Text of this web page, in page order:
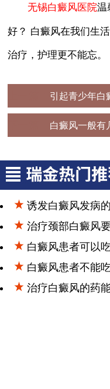
无锡白癜风医院温
好？ 白癜风在我们生
治疗，护理更不能忘。
引起青少年白
白癜风一般有
诱发白癜风发病
治疗颈部白癜风
白癜风患者可以
白癜风患者不能
治疗白癜风的药